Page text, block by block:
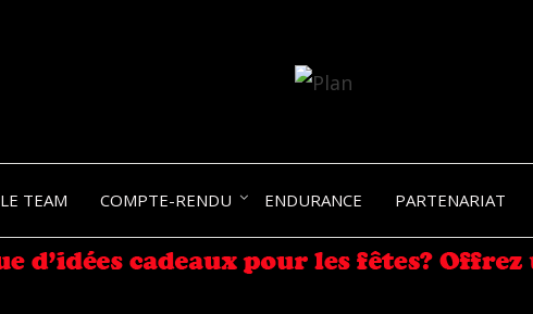
LE TEAM COMPTE-RENDU ENDURANCE PARTENARIAT